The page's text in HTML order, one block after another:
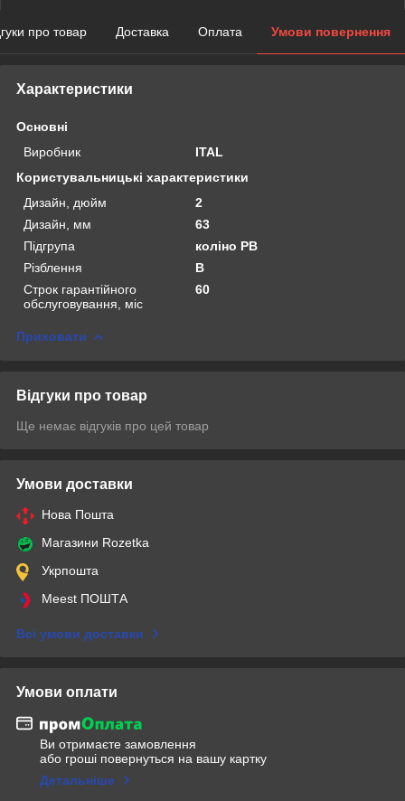
про товар Доставка Оплата Умови повернення
Характеристики
Основні
Виробник
ITAL
Користувальницькі характеристики
Дизайн, дюйм
2
Дизайн, мм
63
Підгрупа
коліно РВ
Рiзблення
В
Строк гарантійного
обслуговування, міс
60
Приховати
Відгуки про товар
Ще немає відгуків про цей товар
Умови доставки
Нова Пошта
Магазини Rozetka
Укрпошта
Meest ПОШТА
Всі умови доставки
Умови оплати
Ви отримаєте замовлення
або гроші повернуться на вашу картку
Детальніше